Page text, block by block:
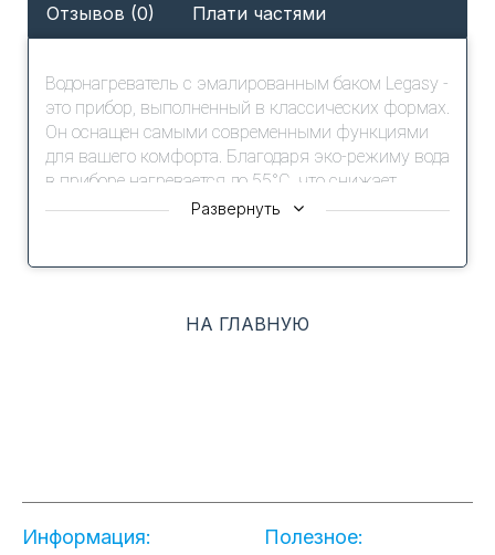
Отзывов (0) Плати частями
Водонагреватель с эмалированным баком Legasy -
это прибор, выполненный в классических формах.
Он оснащен самыми современными функциями
для вашего комфорта. Благодаря эко-режиму вода
в приборе нагревается до 55°C, что снижает
образование накипи, повышает ресурс
вы можете контролировать актуальную
Развернуть
НА ГЛАВНУЮ
Информация: Полезное: